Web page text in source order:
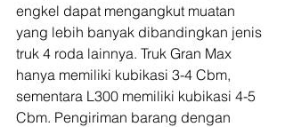
engkel dapat mengangkut muatan
yang lebih banyak dibandingkan jenis
truk 4 roda lainnya. Truk Gran Max
hanya memiliki kubikasi 3-4 Cbm,
sementara L300 memiliki kubikasi 4-5
Cbm. Pengiriman barang dengan